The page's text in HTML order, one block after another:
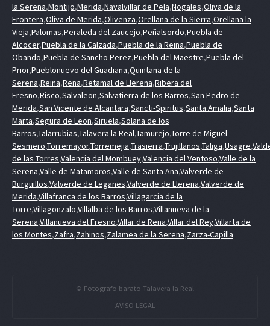
la Serena,Montijo,Merida,Navalvillar de Pela,Nogales,Oliva de la
Frontera,Oliva de Merida,Olivenza,Orellana de la Sierra,Orellana la
Vieja,Palomas,Peraleda del Zaucejo,Peñalsordo,Puebla de
Alcocer,Puebla de la Calzada,Puebla de la Reina,Puebla de
Obando,Puebla de Sancho Perez,Puebla del Maestre,Puebla del
Prior,Pueblonuevo del Guadiana,Quintana de la
Serena,Reina,Rena,Retamal de Llerena,Ribera del
Fresno,Risco,Salvaleon,Salvatierra de los Barros,San Pedro de
Merida,San Vicente de Alcantara,Sancti-Spiritus,Santa Amalia,Santa
Marta,Segura de Leon,Siruela,Solana de los
Barros,Talarrubias,Talavera la Real,Tamurejo,Torre de Miguel
Sesmero,Torremayor,Torremejia,Trasierra,Trujillanos,Taliga,Usagre,
de las Torres,Valencia del Mombuey,Valencia del Ventoso,Valle de la
Serena,Valle de Matamoros,Valle de Santa Ana,Valverde de
Burguillos,Valverde de Leganes,Valverde de Llerena,Valverde de
Merida,Villafranca de los Barros,Villagarcia de la
Torre,Villagonzalo,Villalba de los Barros,Villanueva de la
Serena,Villanueva del Fresno,Villar de Rena,Villar del Rey,Villarta de
los Montes,Zafra,Zahinos,Zalamea de la Serena,Zarza-Capilla
© Fotografo barato Talavera la Real
AVISO LEGAL